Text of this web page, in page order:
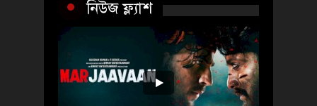
নিউজ ফ্ল্যাশ